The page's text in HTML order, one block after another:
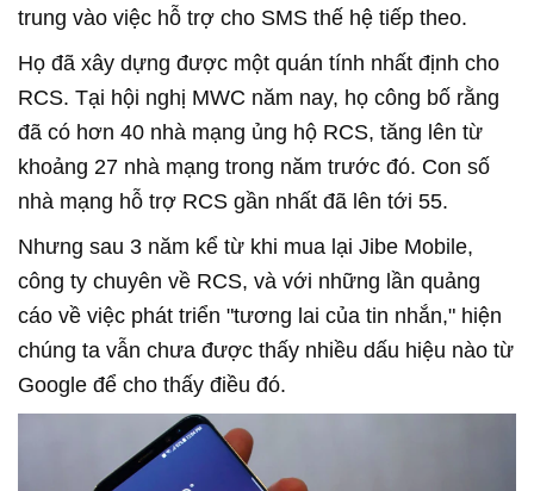
trung vào việc hỗ trợ cho SMS thế hệ tiếp theo.
Họ đã xây dựng được một quán tính nhất định cho
RCS. Tại hội nghị MWC năm nay, họ công bố rằng
đã có hơn 40 nhà mạng ủng hộ RCS, tăng lên từ
khoảng 27 nhà mạng trong năm trước đó. Con số
nhà mạng hỗ trợ RCS gần nhất đã lên tới 55.
Nhưng sau 3 năm kể từ khi mua lại Jibe Mobile,
công ty chuyên về RCS, và với những lần quảng
cáo về việc phát triển "tương lai của tin nhắn," hiện
chúng ta vẫn chưa được thấy nhiều dấu hiệu nào từ
Google để cho thấy điều đó.